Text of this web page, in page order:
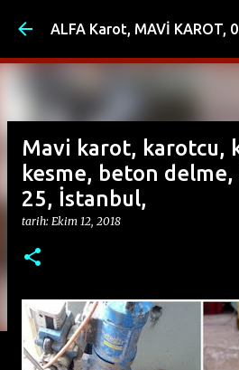
Ana içeriğe
ALFA Karot, MAVİ KAROT,
Mavi karot, karotcu,
kesme, beton
25, İstanbul,
tarih: Ekim 12, 2018